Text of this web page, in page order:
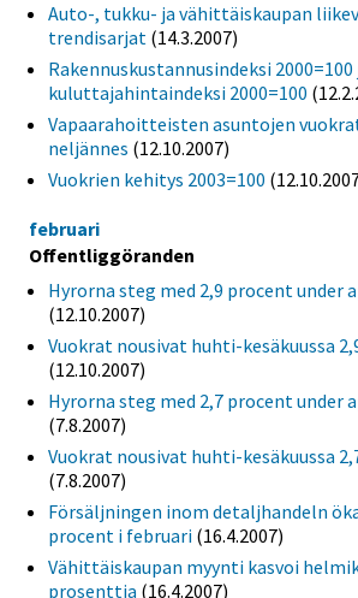
Auto-, tukku- ja vähittäiskaupan
trendisarjat (14.3.2007)
Rakennuskustannusindeksi 2000=100
kuluttajahintaindeksi 2000=100
Vapaarahoitteisten asuntojen
neljännes (12.10.2007)
Vuokrien kehitys 2003=100
februari
Offentliggöranden
Hyrorna steg med 2,9 procent under
(12.10.2007)
Vuokrat nousivat huhti-kesäkuussa
(12.10.2007)
Hyrorna steg med 2,7 procent under
(7.8.2007)
Vuokrat nousivat huhti-kesäkuussa
(7.8.2007)
Försäljningen inom detaljhandeln
procent i februari (16.4.2007)
Vähittäiskaupan myynti kasvoi
prosenttia (16.4.2007)